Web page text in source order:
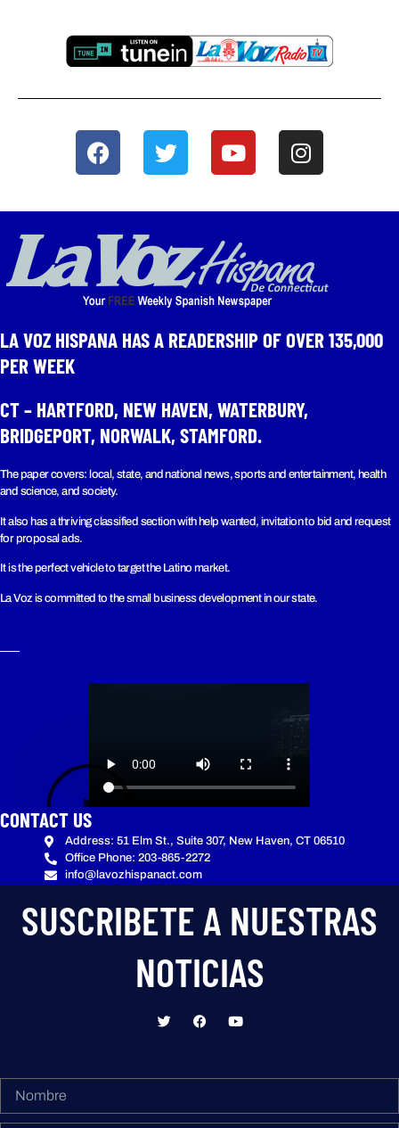
LA VOZ HISPANA HAS A READERSHIP OF OVER 135,000
PER WEEK​
CT – HARTFORD, NEW HAVEN, WATERBURY,
BRIDGEPORT, NORWALK, STAMFORD.
The paper covers: local, state, and national news, sports and entertainment, health
and science, and society.
It also has a thriving classified section with help wanted, invitation to bid and request
for proposal ads.
It is the perfect vehicle to target the Latino market.
La Voz is committed to the small business development in our state.
CONTACT US
Address: 51 Elm St., Suite 307, New Haven, CT 06510
Office Phone: 203-865-2272
info@lavozhispanact.com
SUSCRIBETE A NUESTRAS
NOTICIAS